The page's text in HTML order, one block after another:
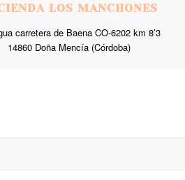
LOS MANCHONES
carretera de Baena CO-6202 km 8’3
14860 Doña Mencía (Córdoba)